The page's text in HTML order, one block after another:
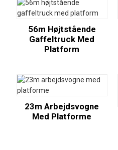
56m Højtstående
Gaffeltruck Med
Platform
23m Arbejdsvogne
Med Platforme